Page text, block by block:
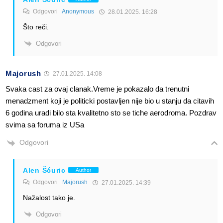
Odgovori Anonymous 28.01.2025. 16:28
Što reči.
Odgovori
Majorush 27.01.2025. 14:08
Svaka cast za ovaj clanak.Vreme je pokazalo da trenutni
menadzment koji je politicki postavljen nije bio u stanju da citavih
6 godina uradi bilo sta kvalitetno sto se tiche aerodroma. Pozdrav
svima sa foruma iz USa
Odgovori
Alen Šćuric Author
Odgovori Majorush 27.01.2025. 14:39
Nažalost tako je.
Odgovori